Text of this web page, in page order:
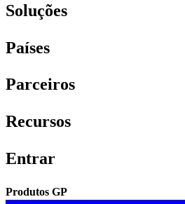
Soluções​​
Países​​
Parceiros​​
Recursos​​
Entrar​​
Produtos GP​​